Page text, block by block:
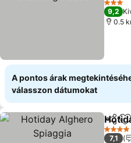
3
9,2
0.5
A pontos árak
válasszon dátumokat
4
7,1